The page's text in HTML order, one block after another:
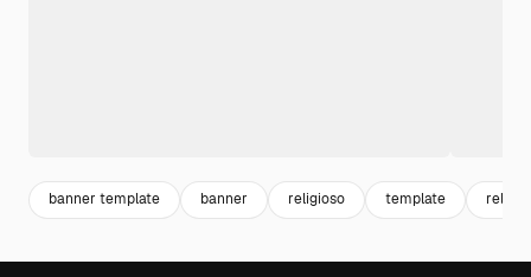
banner template banner religioso template